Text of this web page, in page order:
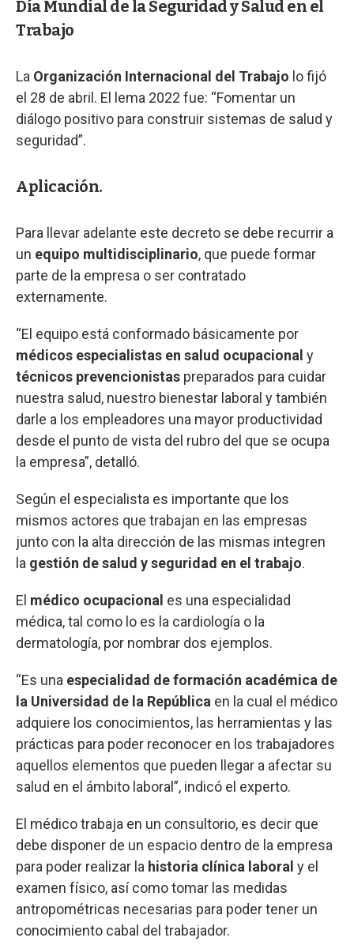
Día Mundial de la Seguridad y Salud en el
Trabajo
La Organización Internacional del Trabajo lo fijó
el 28 de abril. El lema 2022 fue: “Fomentar un
diálogo positivo para construir sistemas de salud y
seguridad”.
Aplicación.
Para llevar adelante este decreto se debe recurrir a
un equipo multidisciplinario, que puede formar
parte de la empresa o ser contratado
externamente.
“El equipo está conformado básicamente por
médicos especialistas en salud ocupacional y
técnicos prevencionistas preparados para cuidar
nuestra salud, nuestro bienestar laboral y también
darle a los empleadores una mayor productividad
desde el punto de vista del rubro del que se ocupa
la empresa”, detalló.
Según el especialista es importante que los
mismos actores que trabajan en las empresas
junto con la alta dirección de las mismas integren
la gestión de salud y seguridad en el trabajo.
El médico ocupacional es una especialidad
médica, tal como lo es la cardiología o la
dermatología, por nombrar dos ejemplos.
“Es una especialidad de formación académica de
la Universidad de la República en la cual el médico
adquiere los conocimientos, las herramientas y las
prácticas para poder reconocer en los trabajadores
aquellos elementos que pueden llegar a afectar su
salud en el ámbito laboral”, indicó el experto.
El médico trabaja en un consultorio, es decir que
debe disponer de un espacio dentro de la empresa
para poder realizar la historia clínica laboral y el
examen físico, así como tomar las medidas
antropométricas necesarias para poder tener un
conocimiento cabal del trabajador.